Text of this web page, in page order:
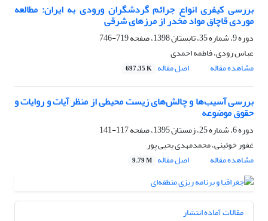
بررسی کیفری انواع جرائم گردشگران ورودی به ایران: مطالعه
موردی قاچاق مواد مخدر از مرزهای شرقی
دوره 9، شماره 35، تابستان 1398، صفحه
719-746
عباس رودی، فاطمه احمدی
مشاهده مقاله
اصل مقاله 697.35 K
بررسی آسیب‌ها و چالش‌های زیست محیطی از منظر آیات و روایات و
حقوق موضوعه
دوره 6، شماره 25، زمستان 1395، صفحه
117-141
غفور خوئینی، محمدمهدی یحیی پور
مشاهده مقاله
اصل مقاله 9.79 M
مقالات آماده انتشار